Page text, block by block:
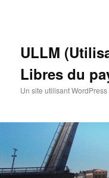
ULLM
Libres du
Un site utilisant WordPress